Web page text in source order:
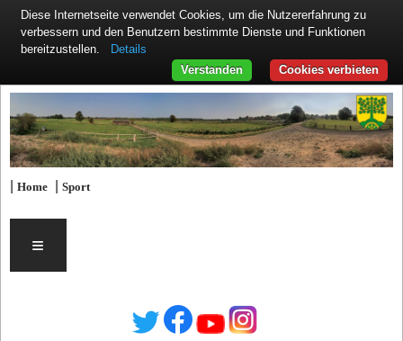
|Home |Sport
≡
Diese Internetseite verwendet Cookies, um die Nutzererfahrung zu
verbessern und den Benutzern bestimmte Dienste und Funktionen
bereitzustellen.
Details
Cookies verbieten
Verstanden